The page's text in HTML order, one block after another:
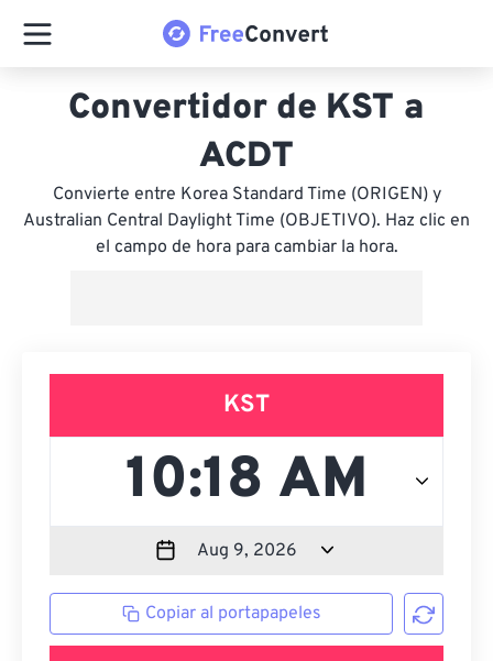
Convertidor de KST a
ACDT
Convierte entre Korea Standard Time (ORIGEN) y
Australian Central Daylight Time (OBJETIVO). Haz clic en
el campo de hora para cambiar la hora.
KST
Copiar al portapapeles